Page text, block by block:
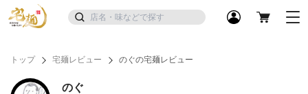
トップ 宅麺レビュー のぐの宅麺レビュー
のぐ